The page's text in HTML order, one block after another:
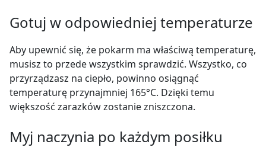
Gotuj w odpowiedniej temperaturze
Aby upewnić się, że pokarm ma właściwą temperaturę,
musisz to przede wszystkim sprawdzić. Wszystko, co
przyrządzasz na ciepło, powinno osiągnąć
temperaturę przynajmniej 165°C. Dzięki temu
większość zarazków zostanie zniszczona.
Myj naczynia po każdym posiłku